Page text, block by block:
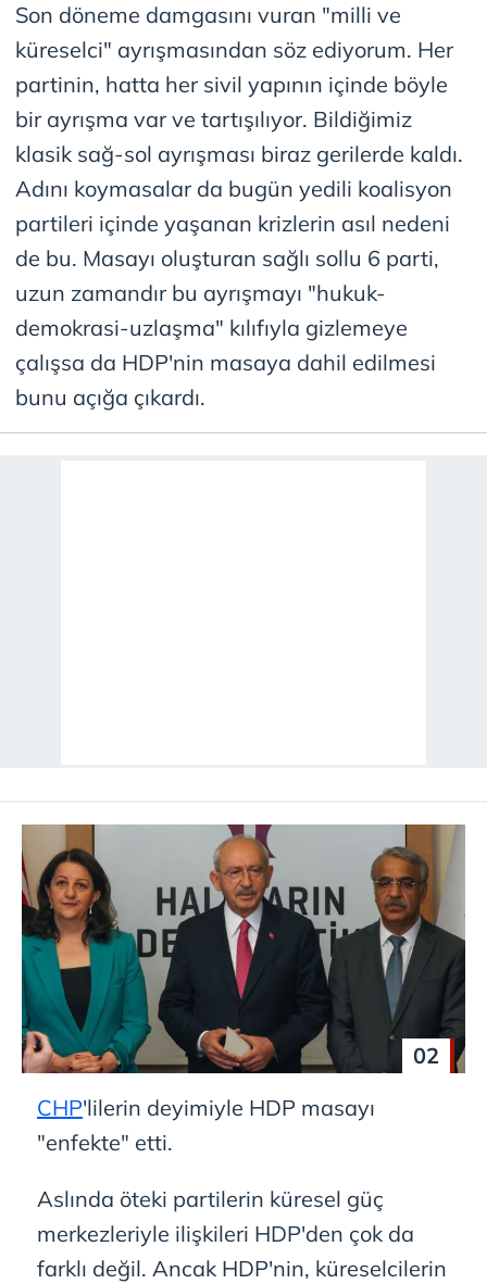
Son döneme damgasını vuran "milli ve
küreselci" ayrışmasından söz ediyorum. Her
partinin, hatta her sivil yapının içinde böyle
bir ayrışma var ve tartışılıyor. Bildiğimiz
klasik sağ-sol ayrışması biraz gerilerde kaldı.
Adını koymasalar da bugün yedili koalisyon
partileri içinde yaşanan krizlerin asıl nedeni
de bu. Masayı oluşturan sağlı sollu 6 parti,
uzun zamandır bu ayrışmayı "hukuk-
demokrasi-uzlaşma" kılıfıyla gizlemeye
çalışsa da HDP'nin masaya dahil edilmesi
bunu açığa çıkardı.
02
CHP'lilerin deyimiyle HDP masayı
"enfekte" etti.
Aslında öteki partilerin küresel güç
merkezleriyle ilişkileri HDP'den çok da
farklı değil. Ancak HDP'nin, küreselcilerin